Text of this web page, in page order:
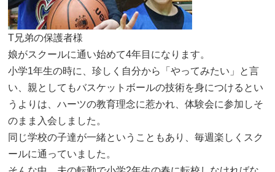
T兄弟の保護者様
娘がスクールに通い始めて4年目になります。
小学1年生の時に、珍しく自分から「やってみたい」と言
い、親としてもバスケットボールの技術を身につけるとい
うよりは、ハーツの教育理念に惹かれ、体験会に参加しそ
のまま入会しました。
同じ学校の子達が一緒ということもあり、毎週楽しくスク
ールに通っていました。